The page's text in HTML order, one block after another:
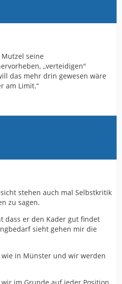
seine
,,verteidigen"
das mehr drin gewesen wäre
am Limit.“
stehen auch mal Selbstkritik
zu sagen.
dass er den Kader gut findet
sieht gehen mir die
in Münster und wir werden